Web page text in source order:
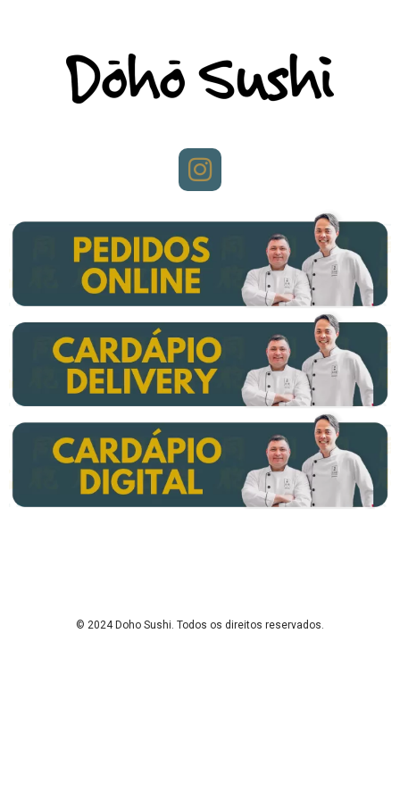
© 2024Doho Sushi. Todos os direitos reservados.